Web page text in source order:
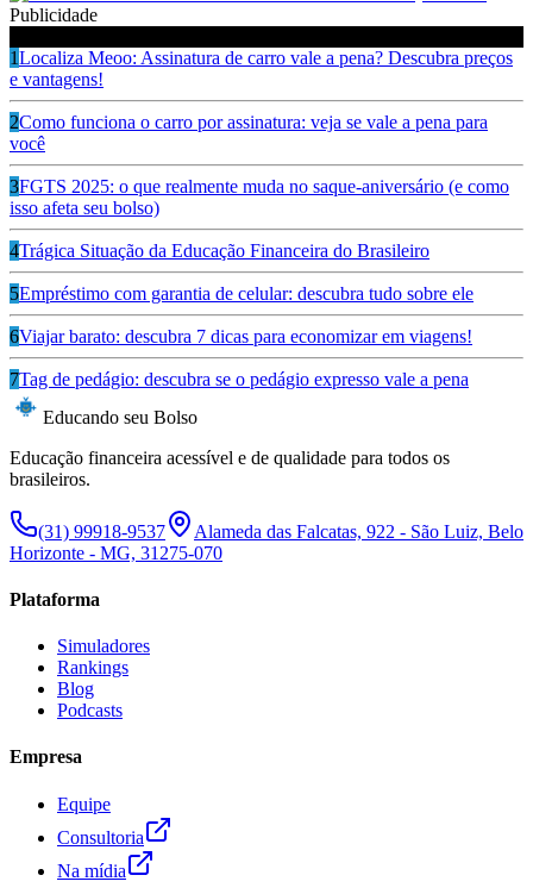
Publicidade
1Localiza Meoo: Assinatura de carro vale a pena? Descubra preços
e vantagens!
2Como funciona o carro por assinatura: veja se vale a pena para
você
3FGTS 2025: o que realmente muda no saque-aniversário (e como
isso afeta seu bolso)
4Trágica Situação da Educação Financeira do Brasileiro
5Empréstimo com garantia de celular: descubra tudo sobre ele
6Viajar barato: descubra 7 dicas para economizar em viagens!
7Tag de pedágio: descubra se o pedágio expresso vale a pena
Educando seu Bolso
Educação financeira acessível e de qualidade para todos os
brasileiros.
(31) 99918-9537
Alameda das Falcatas, 922 - São Luiz, Belo
Horizonte - MG, 31275-070
Plataforma
Simuladores
Rankings
Blog
Podcasts
Empresa
Equipe
Consultoria
Na mídia